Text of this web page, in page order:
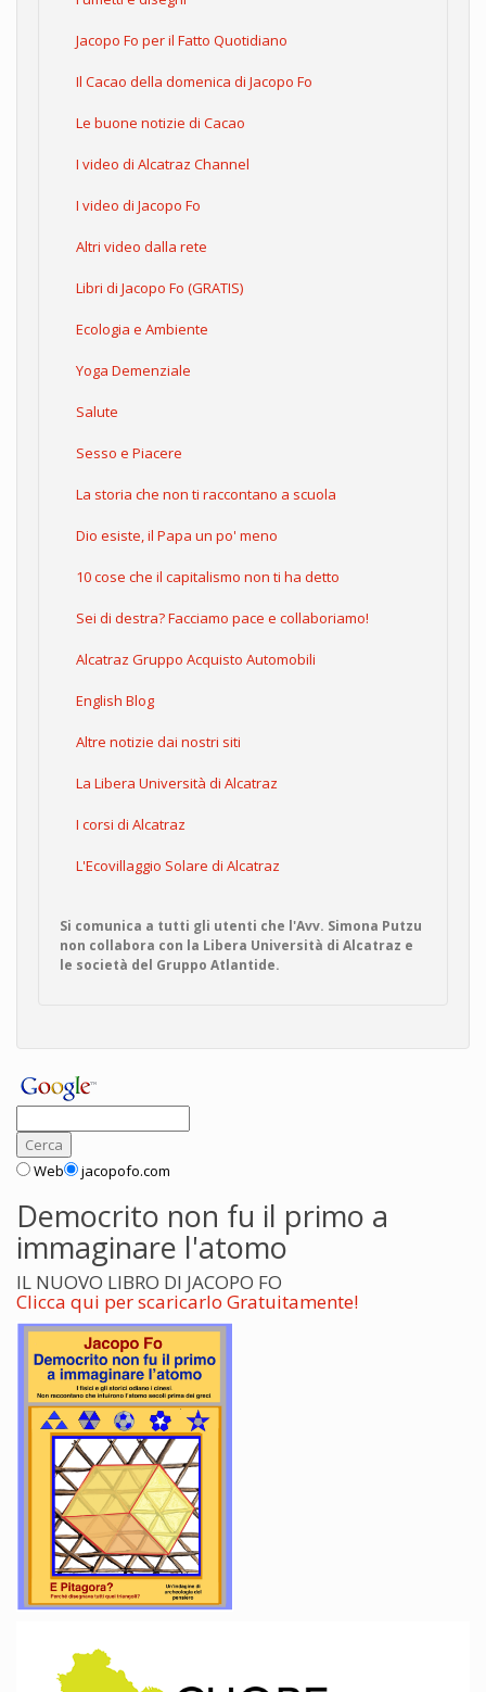
Jacopo Fo per il Fatto Quotidiano
Il Cacao della domenica di Jacopo Fo
Le buone notizie di Cacao
I video di Alcatraz Channel
I video di Jacopo Fo
Altri video dalla rete
Libri di Jacopo Fo (GRATIS)
Ecologia e Ambiente
Yoga Demenziale
Salute
Sesso e Piacere
La storia che non ti raccontano a scuola
Dio esiste, il Papa un po' meno
10 cose che il capitalismo non ti ha detto
Sei di destra? Facciamo pace e collaboriamo!
Alcatraz Gruppo Acquisto Automobili
English Blog
Altre notizie dai nostri siti
La Libera Università di Alcatraz
I corsi di Alcatraz
L'Ecovillaggio Solare di Alcatraz
Si comunica a tutti gli utenti che l'Avv. Simona Putzu
non collabora con la Libera Università di Alcatraz e
le società del Gruppo Atlantide.
Web jacopofo.com
Democrito non fu il primo a
immaginare l'atomo
IL NUOVO LIBRO DI JACOPO FO
Clicca qui per scaricarlo Gratuitamente!